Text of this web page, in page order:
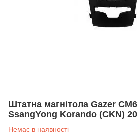
Штатна магнітола Gazer
SsangYong Korando (CKN)
Немає в наявності